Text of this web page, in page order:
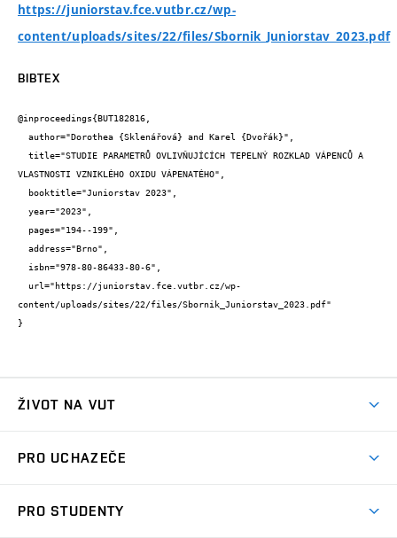
https://juniorstav.fce.vutbr.cz/wp-
content/uploads/sites/22/files/Sbornik_Juniorstav_2023.pdf
BIBTEX
@inproceedings{BUT182816,
VLASTNOSTI VZNIKLÉHO OXIDU VÁPENATÉHO",
content/uploads/sites/22/files/Sbornik_Juniorstav_2023.pdf"
}
ŽIVOT NA VUT
Koleje
PRO UCHAZEČE
PRO STUDENTY